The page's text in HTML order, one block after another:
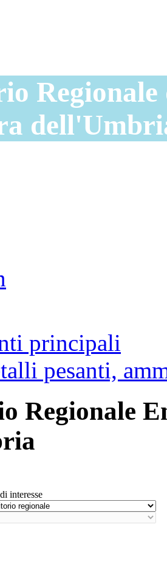
principali
pesanti,
Regionale
interesse